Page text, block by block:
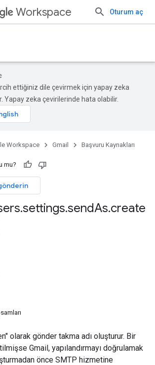
Workspace Oturum aç
ettiğiniz dile çevirmek için yapay zeka
Yapay zeka çevirilerinde hata olabilir.
Workspace Gmail Başvuru Kaynakları
mu?
.settings.sendAs.create
olarak gönder takma adı oluşturur. Bir
Gmail, yapılandırmayı doğrulamak
önce SMTP hizmetine